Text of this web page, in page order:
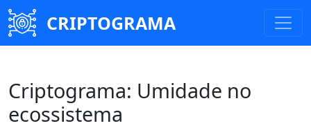
CRIPTOGRAMA
Criptograma: Umidade no
ecossistema